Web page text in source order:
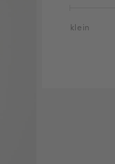
klein